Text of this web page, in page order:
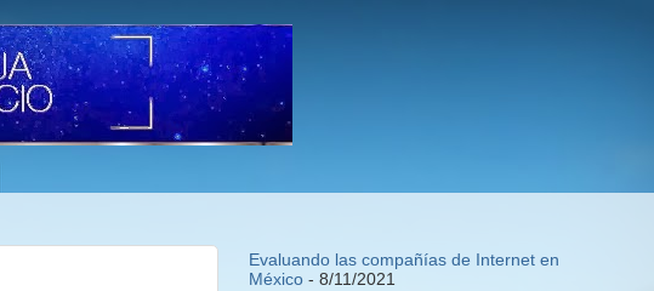
Evaluando las compañías de Internet en
México - 8/11/2021